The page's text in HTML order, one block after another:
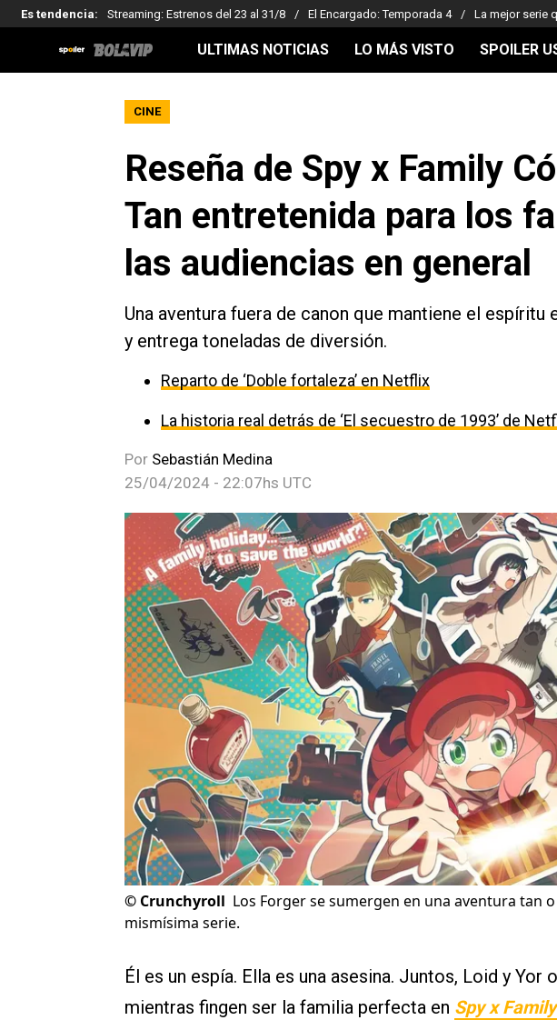
Es tendencia: Streaming: Estrenos del 23 al 31/8 El Encargado: Temporada 4 La mejor serie
ULTIMAS NOTICIAS LO MÁS VISTO SPOILER
CINE
Reseña de Spy x Family
Tan entretenida para los
las audiencias en general
Una aventura fuera de canon que mantiene el
y entrega toneladas de diversión.
Reparto de ‘Doble fortaleza’ en Netflix
La historia real detrás de ‘El secuestro de 1993’ de
Por Sebastián Medina
25/04/2024 - 22:07hs UTC
© Crunchyroll Los Forger se sumergen en una aventura tan
mismísima serie.
Él es un espía. Ella es una asesina. Juntos, Loid y Yor
mientras fingen ser la familia perfecta en Spy x